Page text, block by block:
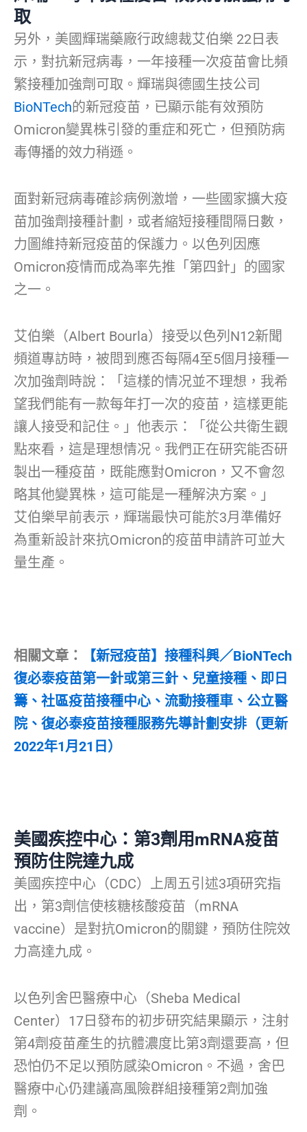
取
另外，美國輝瑞藥廠行政總裁艾伯樂 22日表
示，對抗新冠病毒，一年接種一次疫苗會比頻
繁接種加強劑可取。輝瑞與德國生技公司
BioNTech的新冠疫苗，已顯示能有效預防
Omicron變異株引發的重症和死亡，但預防病
毒傳播的效力稍遜。
面對新冠病毒確診病例激增，一些國家擴大疫
苗加強劑接種計劃，或者縮短接種間隔日數，
力圖維持新冠疫苗的保護力。以色列因應
Omicron疫情而成為率先推「第四針」的國家
之一。
艾伯樂（Albert Bourla）接受以色列N12新聞
頻道專訪時，被問到應否每隔4至5個月接種一
次加強劑時說：「這樣的情况並不理想，我希
望我們能有一款每年打一次的疫苗，這樣更能
讓人接受和記住。」他表示：「從公共衛生觀
點來看，這是理想情况。我們正在研究能否研
製出一種疫苗，既能應對Omicron，又不會忽
略其他變異株，這可能是一種解決方案。」
艾伯樂早前表示，輝瑞最快可能於3月準備好
為重新設計來抗Omicron的疫苗申請許可並大
量生產。
相關文章：
【新冠疫苗】接種科興／BioNTech
復必泰疫苗第一針或第三針、兒童接種、即日
籌、社區疫苗接種中心、流動接種車、公立醫
院、復必泰疫苗接種服務先導計劃安排（更新
2022年1月21日）
美國疾控中心：第3劑用mRNA疫苗
預防住院達九成
美國疾控中心（CDC）上周五引述3項研究指
出，第3劑信使核糖核酸疫苗（mRNA
vaccine）是對抗Omicron的關鍵，預防住院效
力高達九成。
以色列舍巴醫療中心（Sheba Medical
Center）17日發布的初步研究結果顯示，注射
第4劑疫苗產生的抗體濃度比第3劑還要高，但
恐怕仍不足以預防感染Omicron。不過，舍巴
醫療中心仍建議高風險群組接種第2劑加強
劑。